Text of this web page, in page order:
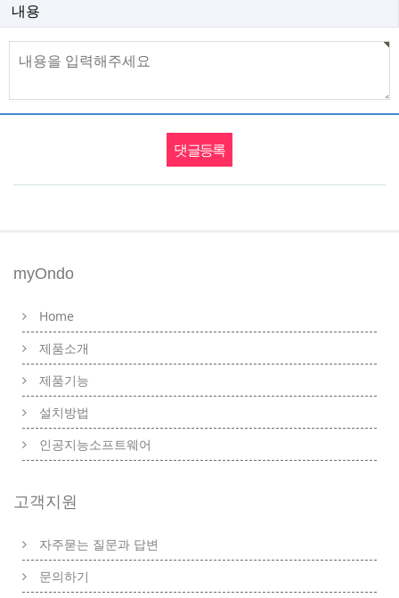
내용
myOndo
Home
제품소개
제품기능
설치방법
인공지능소프트웨어
고객지원
자주묻는 질문과 답변
문의하기